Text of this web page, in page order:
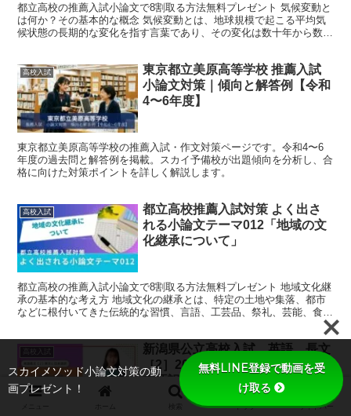
都立高校の推薦入試小論文で8割取る方法無料プレゼント 気候変動と
は何か？その基本的な概念 気候変動とは、地球規模で起こる平均気
候状態の長期的な変化を指す言葉であり、その変化は数十年から数世
高校入試
東京都立美原高等学校 推薦入試
小論文対策｜傾向と解答例【令和
4〜6年度】
東京都立美原高等学校の推薦入試・作文対策ページです。令和4〜6
年度の過去問と解答例を掲載。スカイ予備校が出題傾向を分析し、合
格に向けた対策ポイントを詳しく解説します。
高校入試
都立高校推薦入試対策 よく出さ
れる小論文テーマ012「地域の文
化継承について」
都立高校の推薦入試小論文で8割取る方法無料プレゼント 地域文化継
承の基本的な考え方 地域文化の継承とは、特定の土地や集落、都市
などに根付いてきた伝統的な習慣、言語、工芸品、祭礼、芸能、食文
新潟県公立高校入試 英語 長文
［2］2024年〜2019年 英文と日
本語訳
トップ サイドバー
スカイメソッド小論文対策の動
画プレゼント！
無料LINE登録で動画を受
け取る